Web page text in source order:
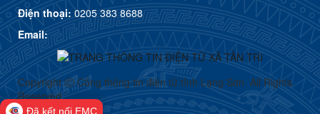
Điện thoại: 0205 383 8688
Email:
Copyright Ⓒ Cổng thông tin điện tử tỉnh Lạng Sơn. All Rights
Reserved
Đã kết nối EMC